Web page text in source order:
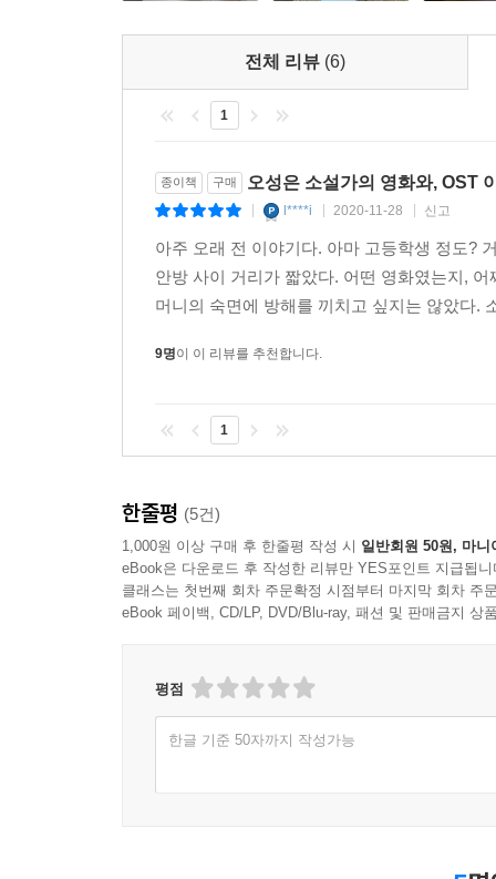
“최후에서야 떠올리는 그리움의 감정으로 영
과장되어 들려오는 주관적인 소리들은 아비
사각형의 프레임 안으로 모든 시간을 현재로
저자는 ‘사랑’에 관한 이야기를 뜨겁게, 또는 쓸쓸
늦은 가을, 사랑에 대한 소리로서 음악을 따라
전체 리뷰 (6)
1
종이책 구매 오성은 소설가의 영화와, OST
l****i 2020-11-28 신고
아주 오래 전 이야기다. 아마 고등학생 정도?
안방 사이 거리가 짧았다. 어떤 영화였는지,
머니의 숙면에 방해를 끼치고 싶지는 않았다.
9명이 이 리뷰를 추천합니다.
1
한줄평 (5건)
1,000원 이상 구매 후 한줄평 작성 시 일반회원 50원, 마니
eBook은 다운로드 후 작성한 리뷰만 YES포인트 지급됩니
클래스는 첫번째 회차 주문확정 시점부터 마지막 회차 주
eBook 페이백, CD/LP, DVD/Blu-ray, 패션 및 판매금지 상
평점
한글 기준 50자까지 작성가능